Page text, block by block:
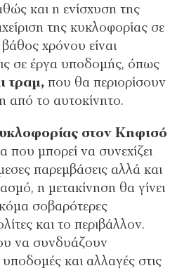
και η ενίσχυση της
της κυκλοφορίας σε
χρόνου είναι
σε έργα υποδομής, όπως
τραμ, που θα περιορίσουν
από το αυτοκίνητο.
στον Κηφισό
που μπορεί να συνεχίζει
παρεμβάσεις αλλά και
η μετακίνηση θα γίνει
σοβαρότερες
και το περιβάλλον.
να συνδυάζουν
και αλλαγές στις